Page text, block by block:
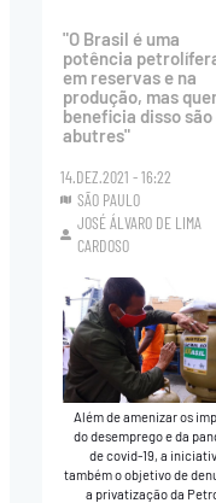
"O Brasil é uma
potência
em reservas e na
produção, mas
beneficia disso são
abutres"
14.DEZ.2021 - 16:22
SÃO PAULO
JOSÉ ÁLVARO DE LIMA
CARDOSO
Além de amenizar os
do desemprego e da
de covid-19, a
também o objetivo de
a privatização da